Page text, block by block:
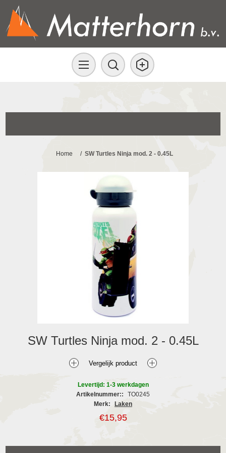
Home / SW Turtles Ninja mod. 2 - 0.45L
SW Turtles Ninja mod. 2 - 0.45L
Levertijd: 1-3 werkdagen
Artikelnummer::
TO0245
Merk:
Laken
€15,95